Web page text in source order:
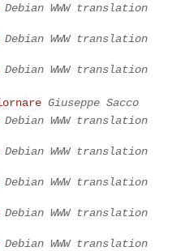
Debian WWW translation
Debian WWW translation
Debian WWW translation
Giuseppe Sacco
Debian WWW translation
Debian WWW translation
Debian WWW translation
Debian WWW translation
Debian WWW translation